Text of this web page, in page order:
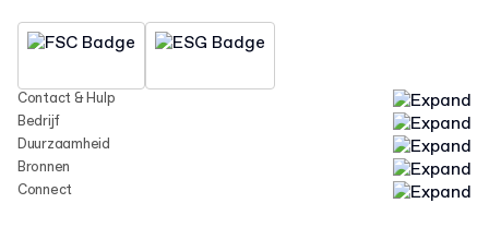
Contact & Hulp
Bedrijf
Duurzaamheid
Bronnen
Connect